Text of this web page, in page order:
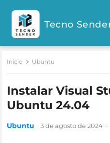
Tecno
Inicio Ubuntu
Instalar Visual
Ubuntu 24.04
Ubuntu 3 de agosto de 2024 ·